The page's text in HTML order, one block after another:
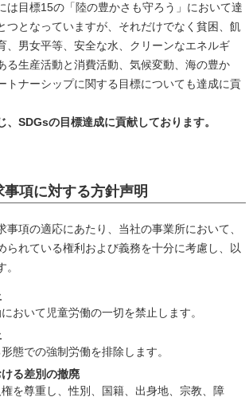
は目標15の「陸の豊かさも守ろう」において達
つとなっていますが、それだけでなく貧困、飢
、男女平等、安全な水、クリーンなエネルギ
る生産活動と消費活動、気候変動、海の豊か
トナーシップに関する目標についても達成に貢
、SDGsの目標達成に貢献しております。
項に対する方針声明
事項の適応にあたり、当社の事業所において、
られている権利および義務を十分に考慮し、以
おいて児童労働の一切を禁止します。
態での強制労働を排除します。
ける差別の撤廃
を尊重し、性別、国籍、出身地、宗教、障